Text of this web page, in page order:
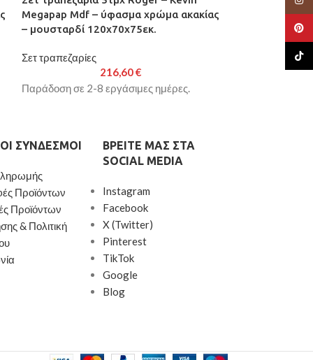
Megapap Mdf – ύφασμα χρώμα ακακίας
– μουσταρδί 120x70x75εκ.
Σετ τραπεζαρίες
216,60€
Παράδοση σε 2-8 εργάσιμες ημέρες.
Megapap Mdf
– γκρι
Σετ τραπεζαρίες
ΣΎΝΔΕΣΜΟΙ
Προϊόντων
Προϊόντων
& Πολιτική
ΒΡΕΊΤΕ ΜΑΣ ΣΤΑ
SOCIAL MEDIA
Instagram
Facebook
X (Twitter)
Pinterest
TikTok
Google
Blog